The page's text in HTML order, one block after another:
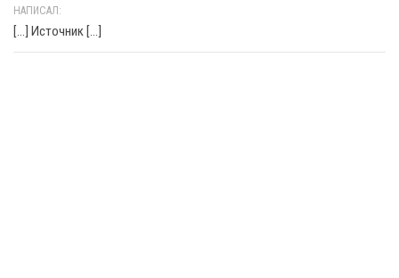
НАПИСАЛ:
[…] Источник […]